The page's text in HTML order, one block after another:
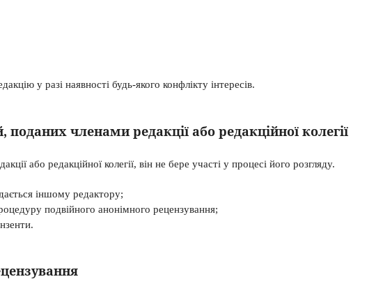
у разі наявності будь-якого конфлікту інтересів.
поданих членами редакції або редакційної колегії
або редакційної колегії, він не бере участі у процесі його розгляду.
іншому редактору;
подвійного анонімного рецензування;